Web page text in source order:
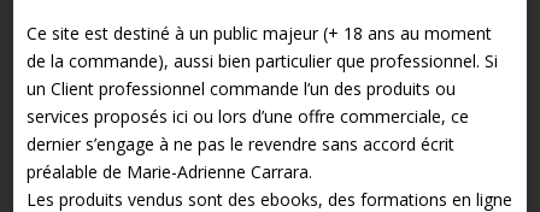
Ce site est destiné à un public majeur (+ 18 ans au moment
de la commande), aussi bien particulier que professionnel. Si
un Client professionnel commande l’un des produits ou
services proposés ici ou lors d’une offre commerciale, ce
dernier s’engage à ne pas le revendre sans accord écrit
préalable de Marie-Adrienne Carrara.
Les produits vendus sont des ebooks, des formations en ligne